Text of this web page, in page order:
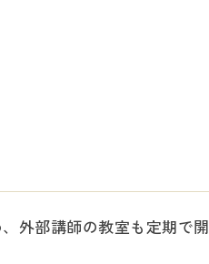
外部講師の教室も定期で開